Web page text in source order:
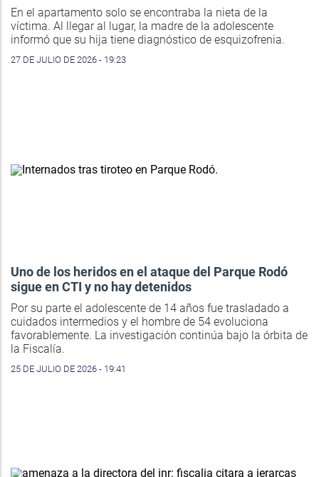
En el apartamento solo se encontraba la nieta de la
víctima. Al llegar al lugar, la madre de la adolescente
informó que su hija tiene diagnóstico de esquizofrenia.
27 DE JULIO DE 2026 - 19:23
Uno de los heridos en el ataque del Parque Rodó
sigue en CTI y no hay detenidos
Por su parte el adolescente de 14 años fue trasladado a
cuidados intermedios y el hombre de 54 evoluciona
favorablemente. La investigación continúa bajo la órbita de
la Fiscalía.
25 DE JULIO DE 2026 - 19:41